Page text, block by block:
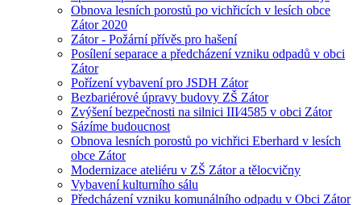
Obnova lesních porostů po vichřicích v lesích obce
Zátor 2020
Zátor - Požární přívěs pro hašení
Posílení separace a předcházení vzniku odpadů v obci
Zátor
Pořízení vybavení pro JSDH Zátor
Bezbariérové úpravy budovy ZŠ Zátor
Zvýšení bezpečnosti na silnici III⁄4585 v obci Zátor
Sázíme budoucnost
Obnova lesních porostů po vichřici Eberhard v lesích
obce Zátor
Modernizace ateliéru v ZŠ Zátor a tělocvičny
Vybavení kulturního sálu
Předcházení vzniku komunálního odpadu v Obci Zátor